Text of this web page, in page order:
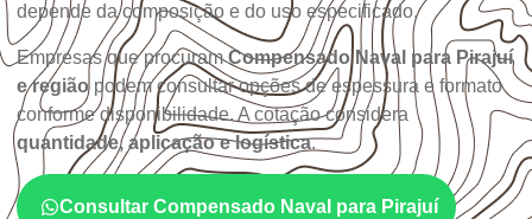
depende da composição e do uso especificado.
Empresas que procuramCompensado Naval para Pirajuí
e regiãopodem consultar opções de espessura e formato
conforme disponibilidade. A cotação considera
quantidade, aplicação e logística.
Consultar Compensado Naval para Pirajuí